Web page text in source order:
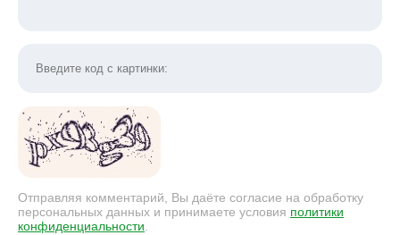
Отправляя комментарий, Вы даёте согласие на обработку
персональных данных и принимаете условия политики
конфиденциальности.